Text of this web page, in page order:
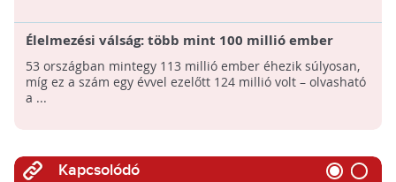
Élelmezési válság: több mint 100 millió ember
éhezik a Földön
53 országban mintegy 113 millió ember éhezik súlyosan,
míg ez a szám egy évvel ezelőtt 124 millió volt – olvasható
a ...
Kapcsolódó